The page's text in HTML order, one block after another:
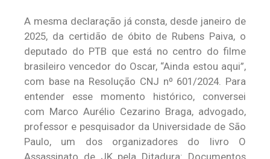
A mesma declaração já consta, desde janeiro de
2025, da certidão de óbito de Rubens Paiva, o
deputado do PTB que está no centro do filme
brasileiro vencedor do Oscar, “Ainda estou aqui”,
com base na Resolução CNJ nº 601/2024. Para
entender esse momento histórico, conversei
com Marco Aurélio Cezarino Braga, advogado,
professor e pesquisador da Universidade de São
Paulo, um dos organizadores do livro O
Assassinato de JK pela Ditadura: Documentos